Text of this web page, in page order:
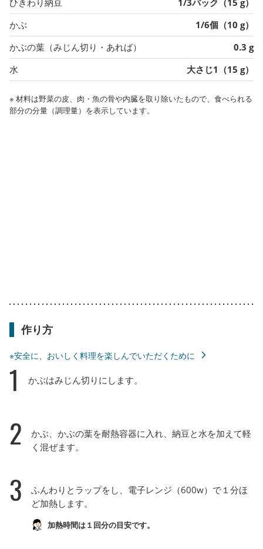
かぶ
1/6個（10 g）
かぶの葉（みじん切り・あれば）
0.3 g
水
大さじ1（15 g）
※ 材料は野菜の皮、肉・魚の骨や内臓を取り除いたもので、食べられる
部分の分量（調理量）を表示しています。
作り方
※安全に、おいしく料理を楽しんでいただくために
1 かぶはみじん切りにします。
2
かぶ、かぶの葉を耐熱容器に入れ、納豆と水を加えて軽
く混ぜます。
3
ふんわりとラップをし、電子レンジ（600w）で１分ほ
ど加熱します。
加熱時間は１回分の目安です。